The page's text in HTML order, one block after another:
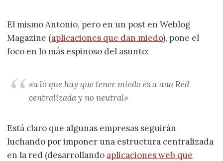
El mismo Antonio, pero en un post en Weblog
Magazine (aplicaciones que dan miedo), pone el
foco en lo más espinoso del asunto:
«a lo que hay que tener miedo es a una Red
centralizada y no neutral»
Está claro que algunas empresas seguirán
luchando por imponer una estructura centralizada
en la red (desarrollando aplicaciones web que